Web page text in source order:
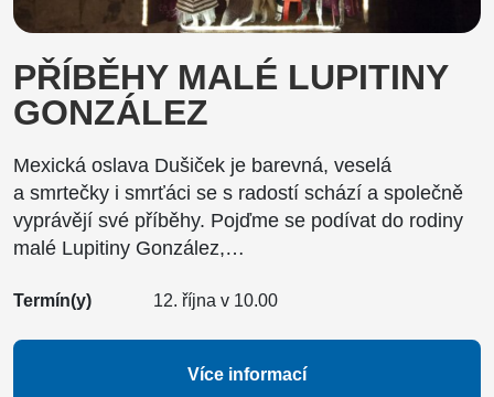
PŘÍBĚHY MALÉ LUPITINY
GONZÁLEZ
Mexická oslava Dušiček je barevná, veselá
a smrtečky i smrťáci se s radostí schází a společně
vyprávějí své příběhy. Pojďme se podívat do rodiny
malé Lupitiny González,…
Termín(y) 12. října v 10.00
Více informací